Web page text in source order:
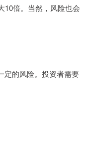
10倍。当然，风险也会
定的风险。投资者需要